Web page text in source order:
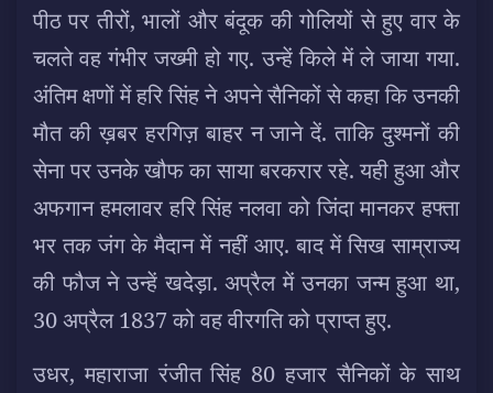
पीठ पर तीरों, भालों और बंदूक की गोलियों से हुए वार के
चलते वह गंभीर जख्मी हो गए. उन्हें किले में ले जाया गया.
अंतिम क्षणों में हरि सिंह ने अपने सैनिकों से कहा कि उनकी
मौत की ख़बर हरगिज़ बाहर न जाने दें. ताकि दुश्मनों की
सेना पर उनके खौफ का साया बरकरार रहे. यही हुआ और
अफगान हमलावर हरि सिंह नलवा को जिंदा मानकर हफ्ता
भर तक जंग के मैदान में नहीं आए. बाद में सिख साम्राज्य
की फौज ने उन्हें खदेड़ा. अप्रैल में उनका जन्म हुआ था,
30 अप्रैल 1837 को वह वीरगति को प्राप्त हुए.
उधर, महाराजा रंजीत सिंह 80 हजार सैनिकों के साथ